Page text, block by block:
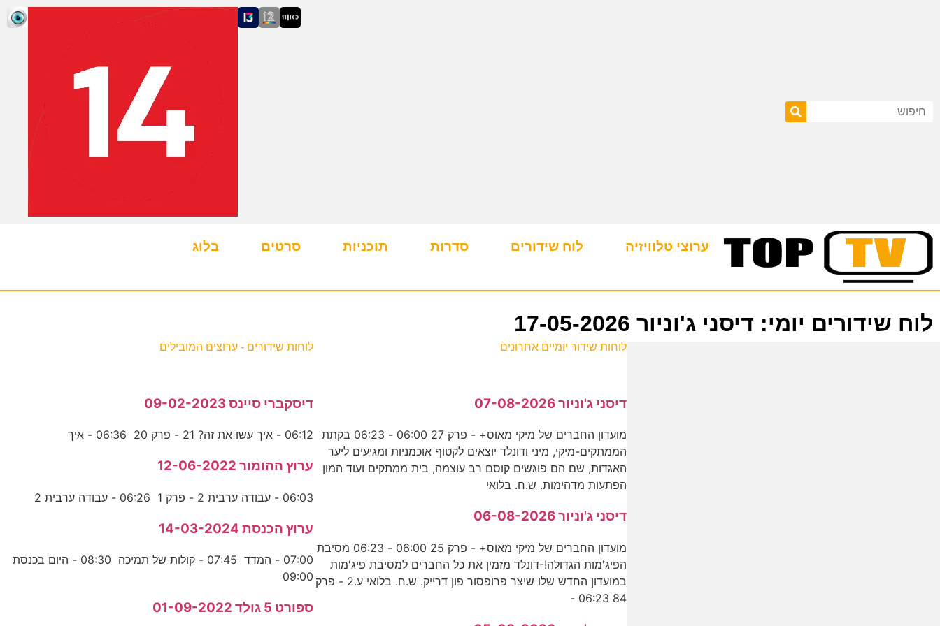
ערוצי טלוויזיה לוח שידורים סדרות תוכניות סרטים בלוג
לוח שידורים יומי: דיסני ג'וניור 17-05-2026
לוחות שידור יומיים אחרונים
דיסני ג'וניור 07-08-2026
מועדון החברים של מיקי מאוס+ - פרק 27 06:00 - 06:23 בקתת
הממתקים-מיקי, מיני ודונלד יוצאים לקטוף אוכמניות ומגיעים ליער
האגדות, שם הם פוגשים קוסם רב עוצמה, בית ממתקים ועוד המון
הפתעות מדהימות. ש.ח. בלואי
דיסני ג'וניור 06-08-2026
מועדון החברים של מיקי מאוס+ - פרק 25 06:00 - 06:23 מסיבת
הפיג'מות הגדולה!-דונלד מזמין את כל החברים למסיבת פיג'מות
במועדון החדש שלו שיצר פרופסור פון דרייק. ש.ח. בלואי ע.2 - פרק
84 06:23 -
לוחות שידורים - ערוצים המובילים
דיסקברי סיינס 09-02-2023
06:12 - איך עשו את זה? 21 - פרק 20 06:36 - איך
ערוץ ההומור 12-06-2022
06:03 - עבודה ערבית 2 - פרק 1 06:26 - עבודה ערבית 2
ערוץ הכנסת 14-03-2024
07:00 - המדד 07:45 - קולות של תמיכה 08:30 - היום בכנסת
09:00
ספורט 5 גולד 01-09-2022